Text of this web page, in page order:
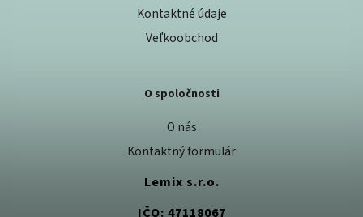
Kontaktné údaje
Veľkoobchod
O spoločnosti
O nás
Kontaktný formulár
Lemix s.r.o.
IČO: 47118067